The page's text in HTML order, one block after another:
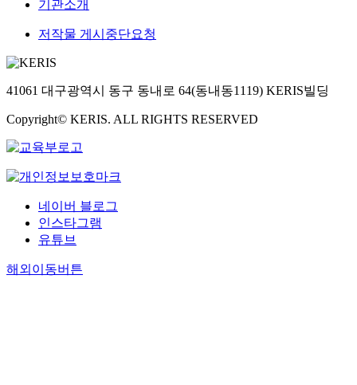
기관소개
저작물 게시중단요청
41061 대구광역시 동구 동내로 64(동내동1119) KERIS빌딩
Copyright© KERIS. ALL RIGHTS RESERVED
네이버 블로그
인스타그램
유튜브
해외이동버튼